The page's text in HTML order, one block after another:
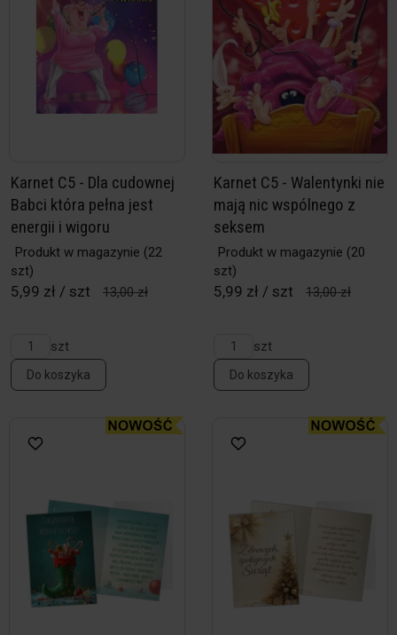
Karnet C5 - Dla cudownej
Babci która pełna jest
energii i wigoru
Produkt w magazynie (22
szt)
5,99 zł / szt 13,00 zł
szt
Do koszyka
Karnet C5 - Walentynki nie
mają nic wspólnego z
seksem
Produkt w magazynie (20
szt)
5,99 zł / szt 13,00 zł
szt
Do koszyka